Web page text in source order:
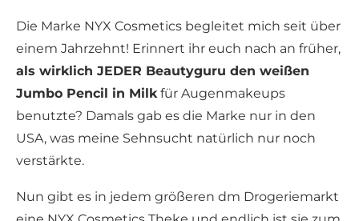
Die Marke NYX Cosmetics begleitet mich seit über
einem Jahrzehnt! Erinnert ihr euch nach an früher,
als wirklich JEDER Beautyguru den weißen
Jumbo Pencil in Milk für Augenmakeups
benutzte? Damals gab es die Marke nur in den
USA, was meine Sehnsucht natürlich nur noch
verstärkte.
Nun gibt es in jedem größeren dm Drogeriemarkt